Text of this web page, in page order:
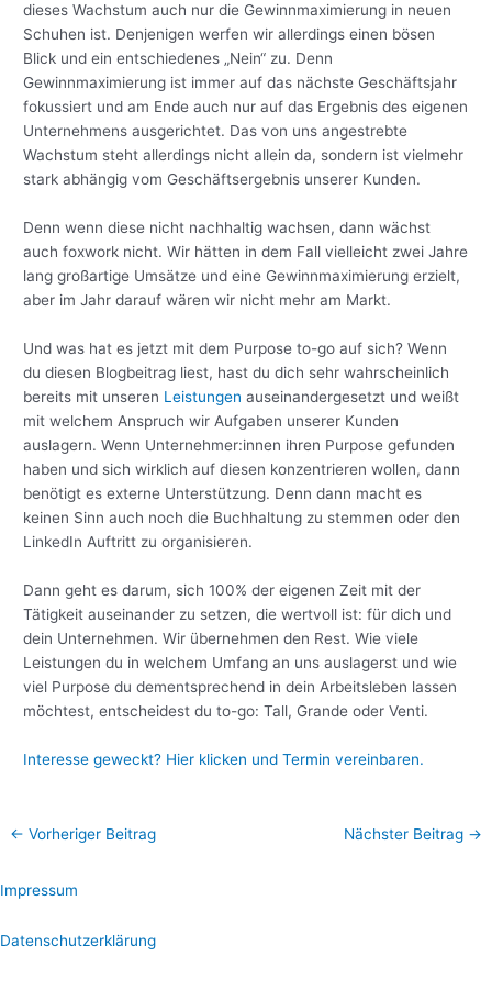
dieses Wachstum auch nur die Gewinnmaximierung in neuen
Schuhen ist. Denjenigen werfen wir allerdings einen bösen
Blick und ein entschiedenes „Nein“ zu. Denn
Gewinnmaximierung ist immer auf das nächste Geschäftsjahr
fokussiert und am Ende auch nur auf das Ergebnis des eigenen
Unternehmens ausgerichtet. Das von uns angestrebte
Wachstum steht allerdings nicht allein da, sondern ist vielmehr
stark abhängig vom Geschäftsergebnis unserer Kunden.
Denn wenn diese nicht nachhaltig wachsen, dann wächst
auch foxwork nicht. Wir hätten in dem Fall vielleicht zwei Jahre
lang großartige Umsätze und eine Gewinnmaximierung erzielt,
aber im Jahr darauf wären wir nicht mehr am Markt.
Und was hat es jetzt mit dem Purpose to-go auf sich? Wenn
du diesen Blogbeitrag liest, hast du dich sehr wahrscheinlich
bereits mit unseren Leistungen auseinandergesetzt und weißt
mit welchem Anspruch wir Aufgaben unserer Kunden
auslagern. Wenn Unternehmer:innen ihren Purpose gefunden
haben und sich wirklich auf diesen konzentrieren wollen, dann
benötigt es externe Unterstützung. Denn dann macht es
keinen Sinn auch noch die Buchhaltung zu stemmen oder den
LinkedIn Auftritt zu organisieren.
Dann geht es darum, sich 100% der eigenen Zeit mit der
Tätigkeit auseinander zu setzen, die wertvoll ist: für dich und
dein Unternehmen. Wir übernehmen den Rest. Wie viele
Leistungen du in welchem Umfang an uns auslagerst und wie
viel Purpose du dementsprechend in dein Arbeitsleben lassen
möchtest, entscheidest du to-go: Tall, Grande oder Venti.
Interesse geweckt? Hier klicken und Termin vereinbaren.
← Vorheriger Beitrag Nächster Beitrag →
Impressum
Datenschutzerklärung